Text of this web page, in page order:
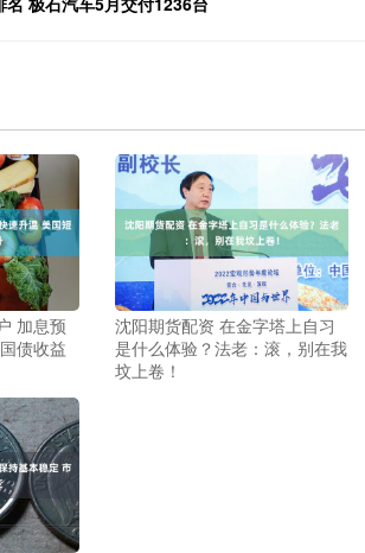
加息预
债收益
沈阳期货配资 在金字塔上自习
是什么体验？法老：滚，别在我
坟上卷！